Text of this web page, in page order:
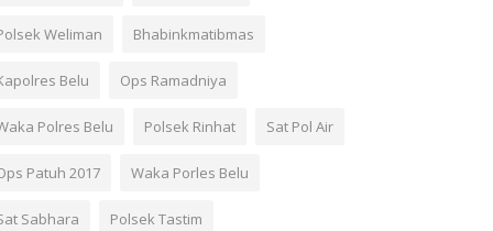
Weliman Bhabinkmatibmas
Belu Ops Ramadniya
Polres Belu Polsek Rinhat Sat Pol Air
Patuh 2017 Waka Porles Belu
Sabhara Polsek Tastim